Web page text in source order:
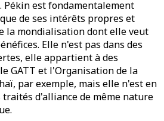
Pékin est fondamentalement
de ses intérêts propres et
la mondialisation dont elle veut
Elle n'est pas dans des
elle appartient à des
GATT et l'Organisation de la
par exemple, mais elle n'est en
traités d'alliance de même nature